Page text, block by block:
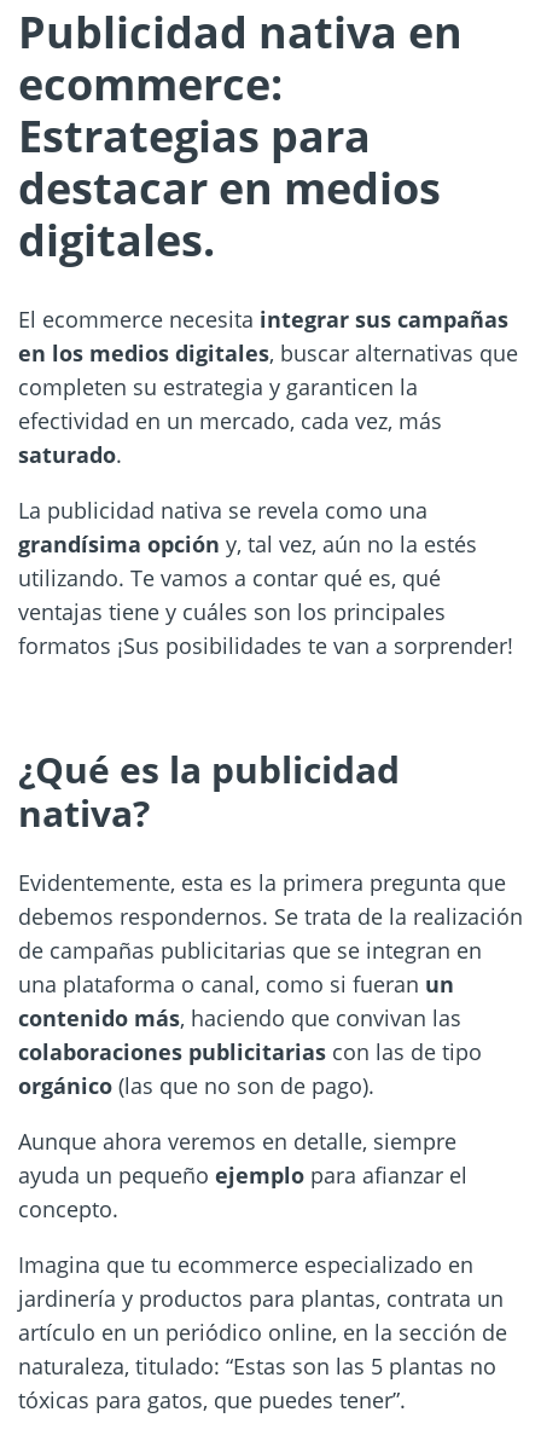
Publicidad nativa en
ecommerce:
Estrategias para
destacar en medios
digitales.
El ecommerce necesita integrar sus campañas
en los medios digitales, buscar alternativas que
completen su estrategia y garanticen la
efectividad en un mercado, cada vez, más
saturado.
La publicidad nativa se revela como una
grandísima opción y, tal vez, aún no la estés
utilizando. Te vamos a contar qué es, qué
ventajas tiene y cuáles son los principales
formatos ¡Sus posibilidades te van a sorprender!
¿Qué es la publicidad
nativa?
Evidentemente, esta es la primera pregunta que
debemos respondernos. Se trata de la realización
de campañas publicitarias que se integran en
una plataforma o canal, como si fueran un
contenido más, haciendo que convivan las
colaboraciones publicitarias con las de tipo
orgánico (las que no son de pago).
Aunque ahora veremos en detalle, siempre
ayuda un pequeño ejemplo para afianzar el
concepto.
Imagina que tu ecommerce especializado en
jardinería y productos para plantas, contrata un
artículo en un periódico online, en la sección de
naturaleza, titulado: “Estas son las 5 plantas no
tóxicas para gatos, que puedes tener”.